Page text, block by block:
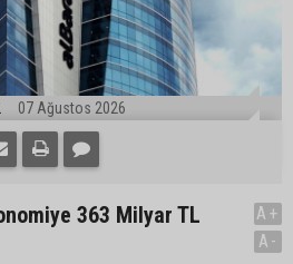
07 Ağustos 2026
363 Milyar TL
A+
A-